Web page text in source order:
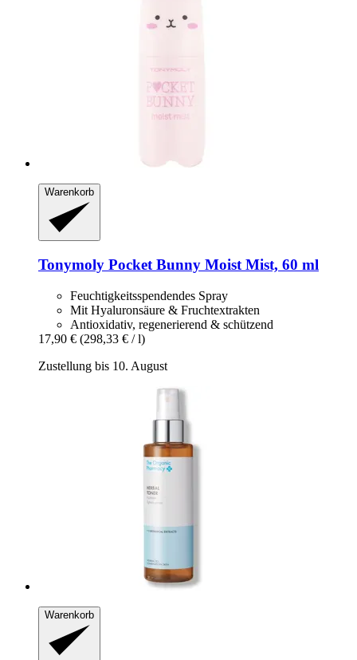
Warenkorb
Tonymoly Pocket Bunny Moist Mist, 60 ml
Feuchtigkeitsspendendes Spray
Mit Hyaluronsäure & Fruchtextrakten
Antioxidativ, regenerierend & schützend
17,90 € (298,33 € / l)
Zustellung bis 10. August
Warenkorb